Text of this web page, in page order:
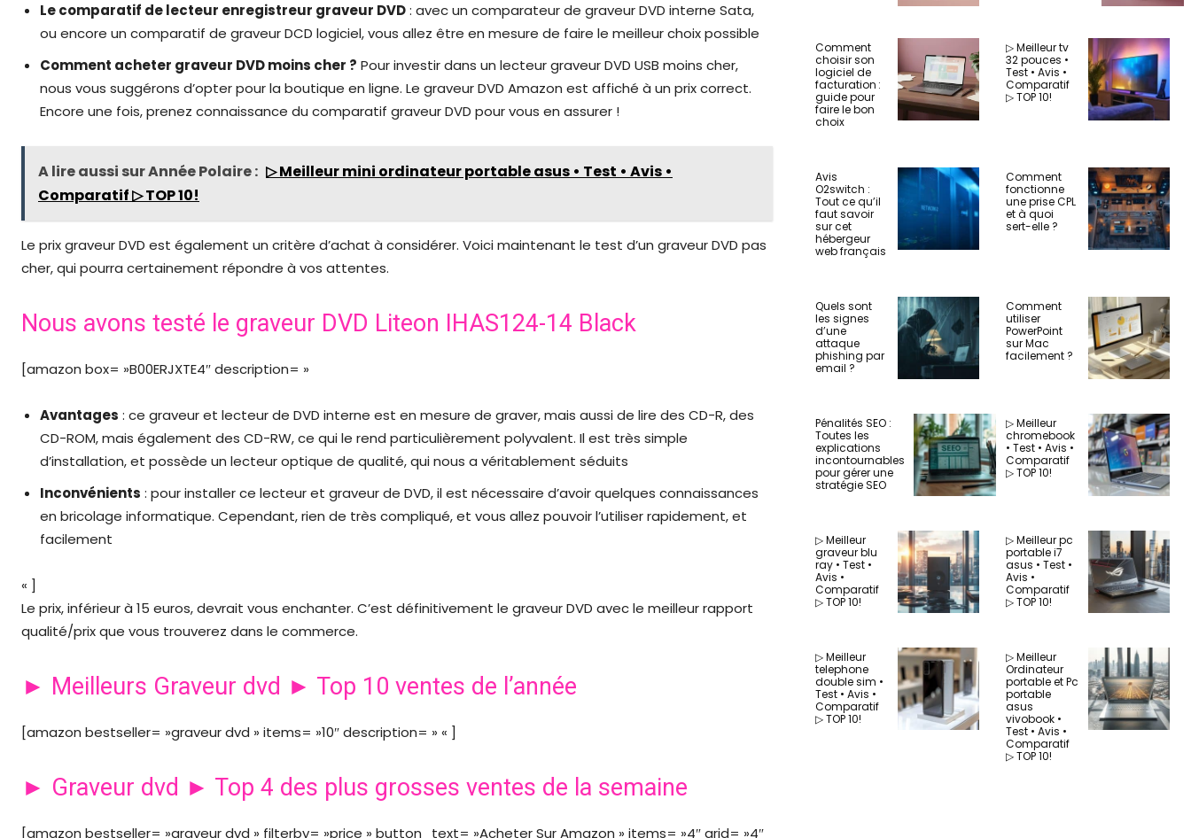
Le comparatif de lecteur enregistreur graveur DVD: avec un comparateur de graveur DVD interne Sata,
ou encore un comparatif de graveur DCD logiciel, vous allez être en mesure de faire le meilleur choix possible
Comment acheter graveur DVD moins cher ? Pour investir dans un lecteur graveur DVD USB moins cher,
nous vous suggérons d’opter pour la boutique en ligne. Le graveur DVD Amazon est affiché à un prix correct.
Encore une fois, prenez connaissance du comparatif graveur DVD pour vous en assurer !
A lire aussi sur Année Polaire : ▷ Meilleur mini ordinateur portable asus • Test • Avis •
Comparatif ▷ TOP 10!
Le prix graveur DVD est également un critère d’achat à considérer. Voici maintenant le test d’un graveur DVD pas
cher, qui pourra certainement répondre à vos attentes.
Nous avons testé le graveur DVD Liteon IHAS124-14 Black
[amazon box= »B00ERJXTE4″ description= »
Avantages : ce graveur et lecteur de DVD interne est en mesure de graver, mais aussi de lire des CD-R, des
CD-ROM, mais également des CD-RW, ce qui le rend particulièrement polyvalent. Il est très simple
d’installation, et possède un lecteur optique de qualité, qui nous a véritablement séduits
Inconvénients : pour installer ce lecteur et graveur de DVD, il est nécessaire d’avoir quelques connaissances
en bricolage informatique. Cependant, rien de très compliqué, et vous allez pouvoir l’utiliser rapidement, et
facilement
« ]
Le prix, inférieur à 15 euros, devrait vous enchanter. C’est définitivement le graveur DVD avec le meilleur rapport
qualité/prix que vous trouverez dans le commerce.
► Meilleurs Graveur dvd ► Top 10 ventes de l’année
[amazon bestseller= »graveur dvd » items= »10″ description= » « ]
► Graveur dvd ► Top 4 des plus grosses ventes de la semaine
[amazon bestseller= »graveur dvd » filterby= »price » button_text= »Acheter Sur Amazon » items= »4″ grid= »4″
Comment
choisir son
logiciel de
facturation :
guide pour
faire le bon
choix
▷ Meilleur tv
32 pouces •
Test • Avis •
Comparatif
▷ TOP 10!
Avis
O2switch :
Tout ce qu’il
faut savoir
sur cet
hébergeur
web français
Comment
fonctionne
une prise CPL
et à quoi
sert-elle ?
Quels sont
les signes
d’une
attaque
phishing par
email ?
Comment
utiliser
PowerPoint
sur Mac
facilement ?
Pénalités SEO :
Toutes les
explications
incontournables
pour gérer une
stratégie SEO
▷ Meilleur
chromebook
• Test • Avis •
Comparatif
▷ TOP 10!
▷ Meilleur
graveur blu
ray • Test •
Avis •
Comparatif
▷ TOP 10!
▷ Meilleur pc
portable i7
asus • Test •
Avis •
Comparatif
▷ TOP 10!
▷ Meilleur
telephone
double sim •
Test • Avis •
Comparatif
▷ TOP 10!
▷ Meilleur
Ordinateur
portable et Pc
portable
asus
vivobook •
Test • Avis •
Comparatif
▷ TOP 10!